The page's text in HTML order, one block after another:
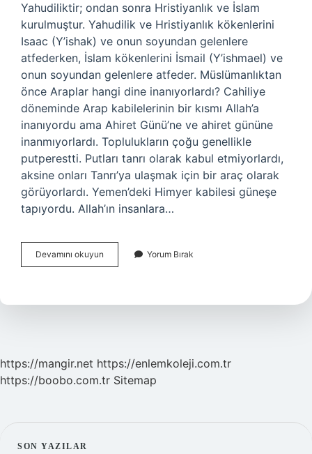
Yahudiliktir; ondan sonra Hristiyanlık ve İslam
kurulmuştur. Yahudilik ve Hristiyanlık kökenlerini
Isaac (Y’ishak) ve onun soyundan gelenlere
atfederken, İslam kökenlerini İsmail (Y’ishmael) ve
onun soyundan gelenlere atfeder. Müslümanlıktan
önce Araplar hangi dine inanıyorlardı? Cahiliye
döneminde Arap kabilelerinin bir kısmı Allah’a
inanıyordu ama Ahiret Günü’ne ve ahiret gününe
inanmıyorlardı. Toplulukların çoğu genellikle
putperestti. Putları tanrı olarak kabul etmiyorlardı,
aksine onları Tanrı’ya ulaşmak için bir araç olarak
görüyorlardı. Yemen’deki Himyer kabilesi güneşe
tapıyordu. Allah’ın insanlara…
Devamını okuyun İSlamiyet
Gelmeden
Din
Yorum Bırak
https://mangir.net https://enlemkoleji.com.tr
https://boobo.com.tr Sitemap
SON YAZILAR